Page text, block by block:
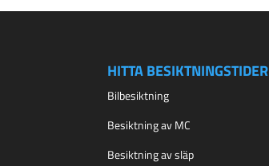
HITTA BESIKTNINGSTIDER
Bilbesiktning
Besiktning av MC
Besiktning av släp